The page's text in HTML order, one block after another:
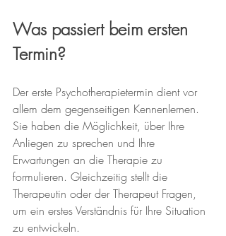
Was passiert beim ersten
Termin?
Der erste Psychotherapietermin dient vor
allem dem gegenseitigen Kennenlernen.
Sie haben die Möglichkeit, über Ihre
Anliegen zu sprechen und Ihre
Erwartungen an die Therapie zu
formulieren. Gleichzeitig stellt die
Therapeutin oder der Therapeut Fragen,
um ein erstes Verständnis für Ihre Situation
zu entwickeln.